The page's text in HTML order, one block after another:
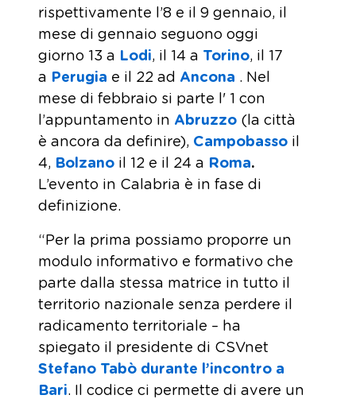
rispettivamente l’8 e il 9 gennaio, il
mese di gennaio seguono oggi
giorno 13 a Lodi, il 14 a Torino, il 17
a Perugia e il 22 ad Ancona . Nel
mese di febbraio si parte l' 1 con
l’appuntamento in Abruzzo (la città
è ancora da definire), Campobasso il
4, Bolzano il 12 e il 24 a Roma.
L’evento in Calabria è in fase di
definizione.
“Per la prima possiamo proporre un
modulo informativo e formativo che
parte dalla stessa matrice in tutto il
territorio nazionale senza perdere il
radicamento territoriale – ha
spiegato il presidente di CSVnet
Stefano Tabò durante l’incontro a
Bari. Il codice ci permette di avere un